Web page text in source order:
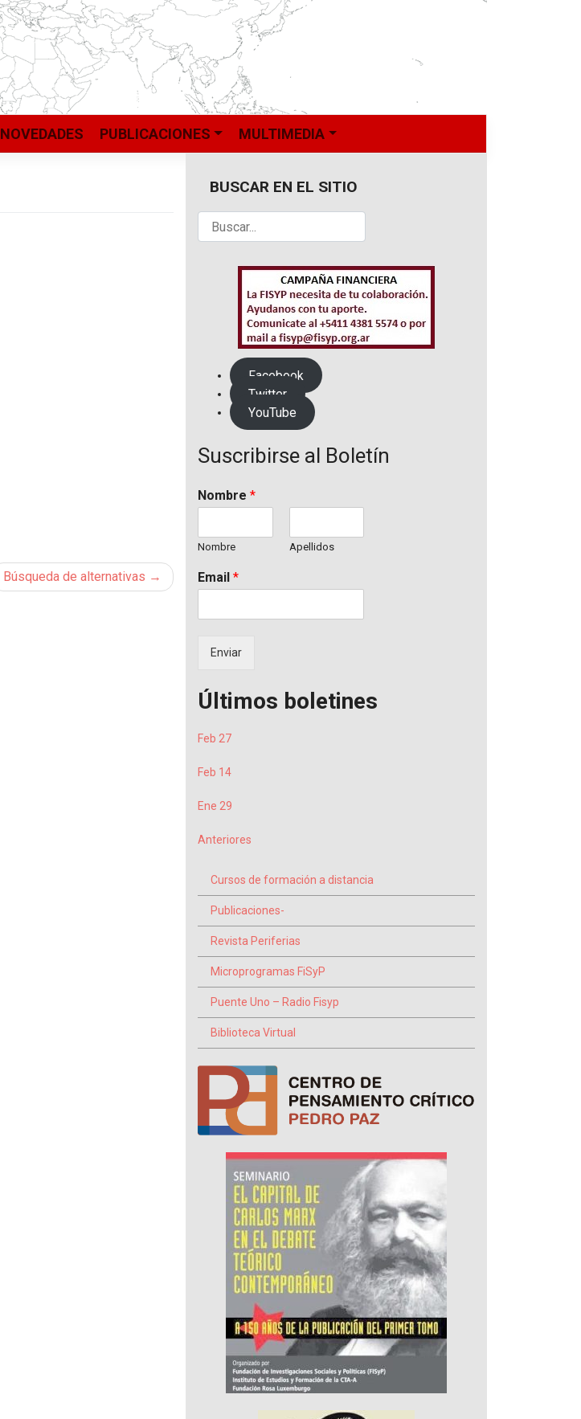
NOVEDADES PUBLICACIONES MULTIMEDIA
Búsqueda de alternativas
BUSCAR EN EL SITIO
Facebook
Twitter
YouTube
Suscribirse al Boletín
Nombre *
Nombre Apellidos
Email *
Enviar
Últimos boletines
Feb 27
Feb 14
Ene 29
Anteriores
Cursos de formación a distancia
Publicaciones-
Revista Periferias
Microprogramas FiSyP
Puente Uno – Radio Fisyp
Biblioteca Virtual